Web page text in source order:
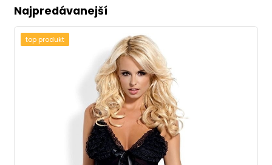
Najpredávanejší
top produkt